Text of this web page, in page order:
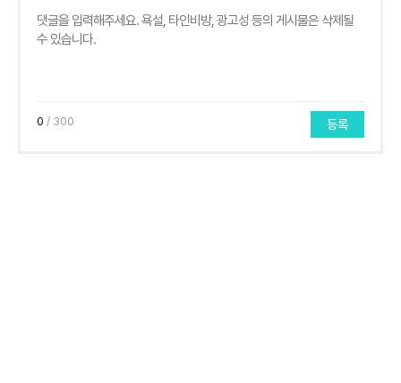
0 / 300 등록